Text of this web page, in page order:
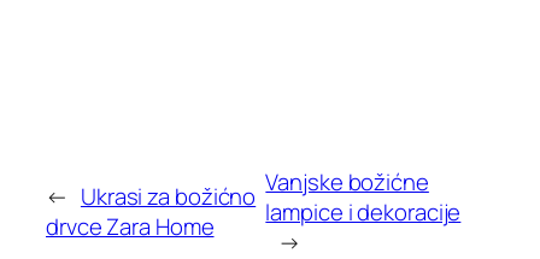
← Ukrasi za božićno
drvce Zara Home
Vanjske božićne
lampice i dekoracije
→